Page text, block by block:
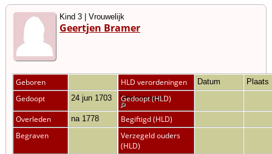
Kind 3 | Vrouwelijk
Geertjen Bramer
Geboren HLD verordeningen Datum Plaats
Gedoopt 24 jun 1703 Vriezenveen
Gedoopt (HLD)
Overleden
na 1778
Begiftigd (HLD)
Begraven
Verzegeld ouders
(HLD)